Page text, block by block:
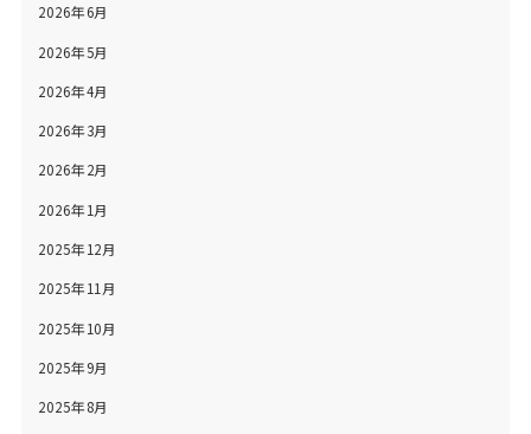
2026年6月
2026年5月
2026年4月
2026年3月
2026年2月
2026年1月
2025年12月
2025年11月
2025年10月
2025年9月
2025年8月